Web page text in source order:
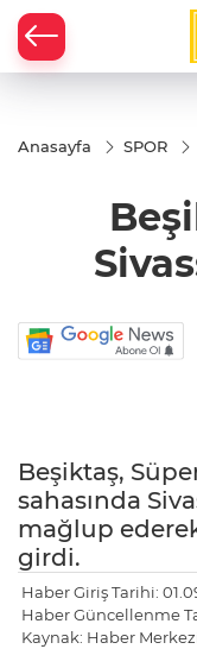
Anasayfa SPOR
Beşiktaş,
sahasında
mağlup
girdi.
Haber Giriş Tarihi:
Haber Güncellenme
Kaynak: Haber